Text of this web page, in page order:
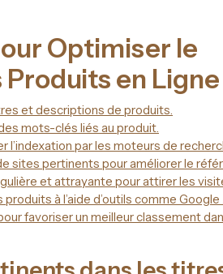
Optimiser le
en Ligne
et descriptions de produits.
mots-clés liés au produit.
par les moteurs de
sites pertinents pour améliorer le
et attrayante pour attirer les
à l’aide d’outils comme
favoriser un meilleur classement